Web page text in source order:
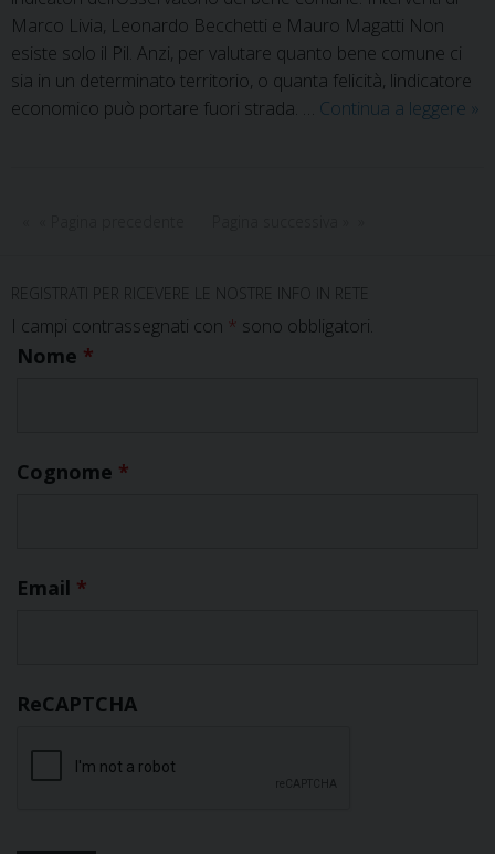
Marco Livia, Leonardo Becchetti e Mauro Magatti Non
esiste solo il Pil. Anzi, per valutare quanto bene comune ci
sia in un determinato territorio, o quanta felicità, lindicatore
economico può portare fuori strada. … Continua a leggere 7»
REGISTRATI PER RICEVERE LE NOSTRE INFO IN RETE
I campi contrassegnati con * sono obbligatori.
Nome *
Cognome *
Email *
ReCAPTCHA